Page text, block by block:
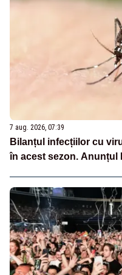
7 aug. 2026, 07:39
Bilanțul infecțiilor cu
în acest sezon. Anunțul